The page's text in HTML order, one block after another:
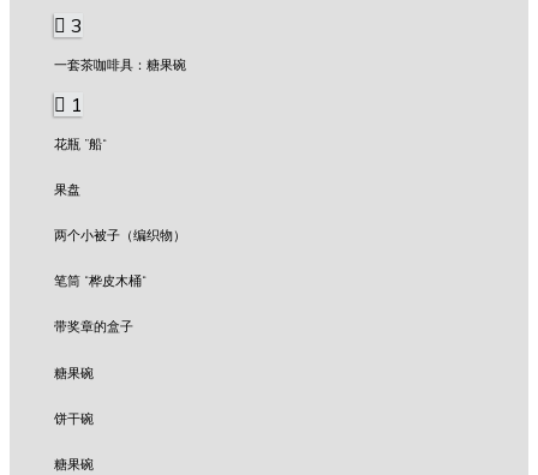
3
一套茶咖啡具：糖果碗
1
花瓶 ”船“
果盘
两个小被子（编织物）
笔筒 “桦皮木桶“
带奖章的盒子
糖果碗
饼干碗
糖果碗